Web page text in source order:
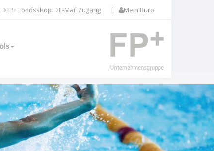
Mein Büro
|
FP+ Fondsshop E-Mail Zugang